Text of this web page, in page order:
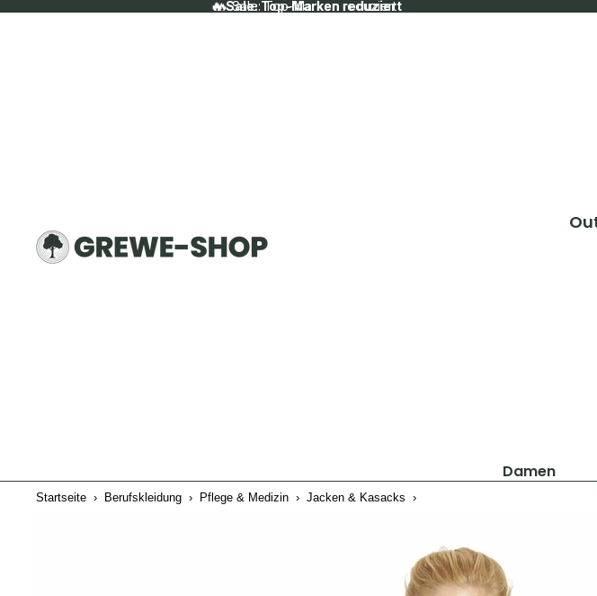
🔥 Sale: Top-Marken reduziert
🔥 Sale: Top-Marken reduziert
Damen
Pullover &
Startseite › Berufskleidung › Pflege & Medizin › Jacken & Kasacks ›